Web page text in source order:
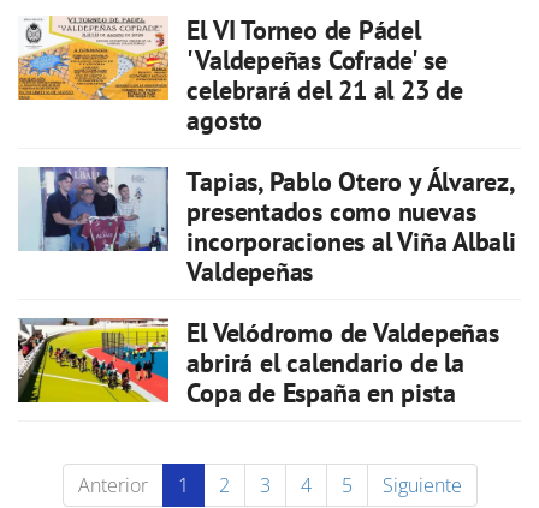
El VI Torneo de Pádel
'Valdepeñas Cofrade' se
celebrará del 21 al 23 de
agosto
Tapias, Pablo Otero y Álvarez,
presentados como nuevas
incorporaciones al Viña Albali
Valdepeñas
El Velódromo de Valdepeñas
abrirá el calendario de la
Copa de España en pista
Anterior 1 2 3 4 5 Siguiente